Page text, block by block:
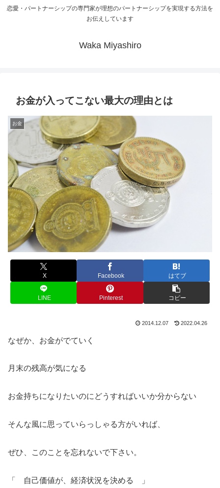
恋愛・パートナーシップの専門家が理想のパートナーシップを実現する方法を
お伝えしています
Waka Miyashiro
お金が入ってこない最大の理由とは
お金
X Facebook はてブ
LINE Pinterest コピー
2014.12.07 2022.04.26
なぜか、お金がでていく
月末の残高が気になる
お金持ちになりたいのにどうすればいいか分からない
そんな風に思っていらっしゃる方がいれば、
ぜひ、このことを忘れないで下さい。
「 自己価値が、経済状況を決める 」